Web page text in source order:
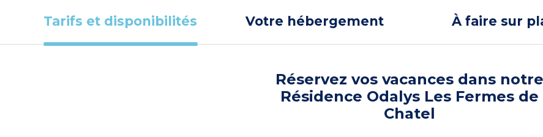
Tarifs et disponibilités Votre hébergement À faire sur
Réservez vos vacances dans notre
Résidence Odalys Les Fermes de
Chatel